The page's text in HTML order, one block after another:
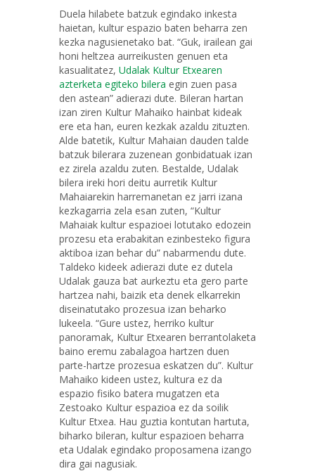
Duela hilabete batzuk egindako inkesta
haietan, kultur espazio baten beharra zen
kezka nagusienetako bat. “Guk, irailean gai
honi heltzea aurreikusten genuen eta
kasualitatez, Udalak Kultur Etxearen
azterketa egiteko bilera egin zuen pasa
den astean” adierazi dute. Bileran hartan
izan ziren Kultur Mahaiko hainbat kideak
ere eta han, euren kezkak azaldu zituzten.
Alde batetik, Kultur Mahaian dauden talde
batzuk bilerara zuzenean gonbidatuak izan
ez zirela azaldu zuten. Bestalde, Udalak
bilera ireki hori deitu aurretik Kultur
Mahaiarekin harremanetan ez jarri izana
kezkagarria zela esan zuten, “Kultur
Mahaiak kultur espazioei lotutako edozein
prozesu eta erabakitan ezinbesteko figura
aktiboa izan behar du” nabarmendu dute.
Taldeko kideek adierazi dute ez dutela
Udalak gauza bat aurkeztu eta gero parte
hartzea nahi, baizik eta denek elkarrekin
diseinatutako prozesua izan beharko
lukeela. “Gure ustez, herriko kultur
panoramak, Kultur Etxearen berrantolaketa
baino eremu zabalagoa hartzen duen
parte-hartze prozesua eskatzen du”. Kultur
Mahaiko kideen ustez, kultura ez da
espazio fisiko batera mugatzen eta
Zestoako Kultur espazioa ez da soilik
Kultur Etxea. Hau guztia kontutan hartuta,
biharko bileran, kultur espazioen beharra
eta Udalak egindako proposamena izango
dira gai nagusiak.